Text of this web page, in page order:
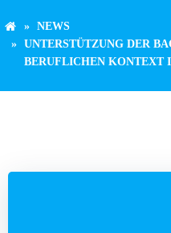
NEWS
UNTERSTÜTZUNG DER
BERUFLICHEN KONTEXT